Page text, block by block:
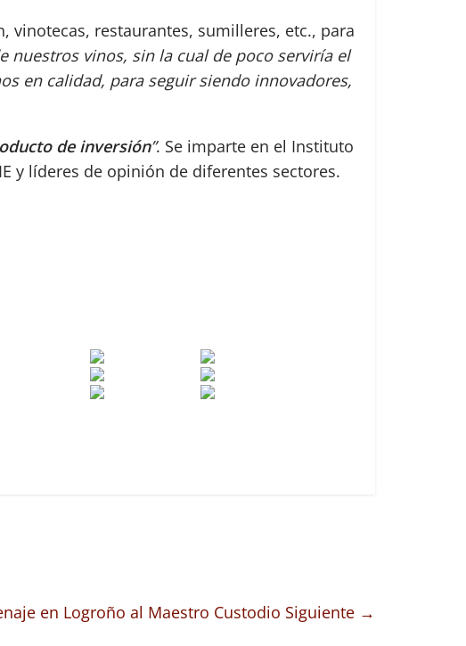
restaurantes, sumilleres, etc., para
nuestros vinos, sin la cual de poco serviría el
en calidad, para seguir siendo innovadores,
de inversión”. Se imparte en el Instituto
y líderes de opinión de diferentes sectores.
en Logroño al Maestro Custodio Siguiente →